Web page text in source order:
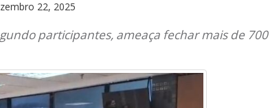
22, 2025
participantes, ameaça fechar mais de 700